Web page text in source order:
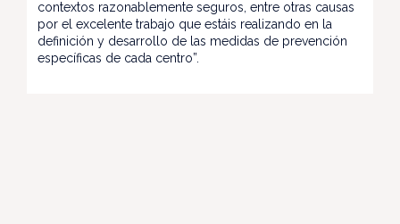
contextos razonablemente seguros, entre otras causas
por el excelente trabajo que estáis realizando en la
definición y desarrollo de las medidas de prevención
específicas de cada centro”.